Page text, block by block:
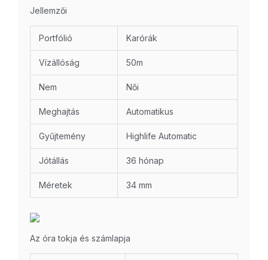
Jellemzői
Portfólió Karórák
Vízállóság 50m
Nem Női
Meghajtás Automatikus
Gyűjtemény Highlife Automatic
Jótállás 36 hónap
Méretek 34 mm
Az óra tokja és számlapja